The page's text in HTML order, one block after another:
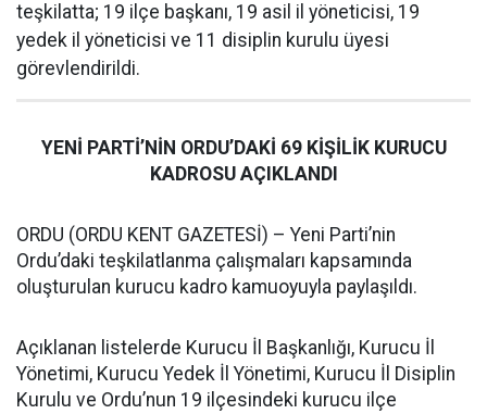
teşkilatta; 19 ilçe başkanı, 19 asil il yöneticisi, 19
yedek il yöneticisi ve 11 disiplin kurulu üyesi
görevlendirildi.
YENİ PARTİ’NİN ORDU’DAKİ 69 KİŞİLİK KURUCU
KADROSU AÇIKLANDI
ORDU (ORDU KENT GAZETESİ) – Yeni Parti’nin
Ordu’daki teşkilatlanma çalışmaları kapsamında
oluşturulan kurucu kadro kamuoyuyla paylaşıldı.
Açıklanan listelerde Kurucu İl Başkanlığı, Kurucu İl
Yönetimi, Kurucu Yedek İl Yönetimi, Kurucu İl Disiplin
Kurulu ve Ordu’nun 19 ilçesindeki kurucu ilçe